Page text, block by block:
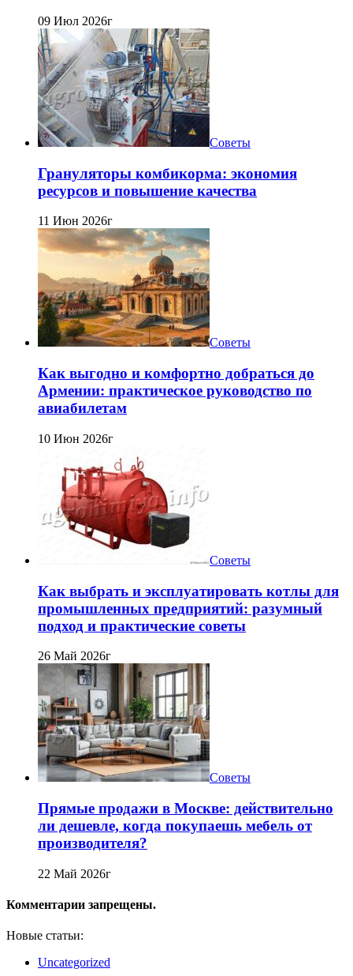
09 Июл 2026г
Советы
Грануляторы комбикорма: экономия
ресурсов и повышение качества
11 Июн 2026г
Советы
Как выгодно и комфортно добраться до
Армении: практическое руководство по
авиабилетам
10 Июн 2026г
Советы
Как выбрать и эксплуатировать котлы для
промышленных предприятий: разумный
подход и практические советы
26 Май 2026г
Советы
Прямые продажи в Москве: действительно
ли дешевле, когда покупаешь мебель от
производителя?
22 Май 2026г
Комментарии запрещены.
Новые статьи:
Uncategorized